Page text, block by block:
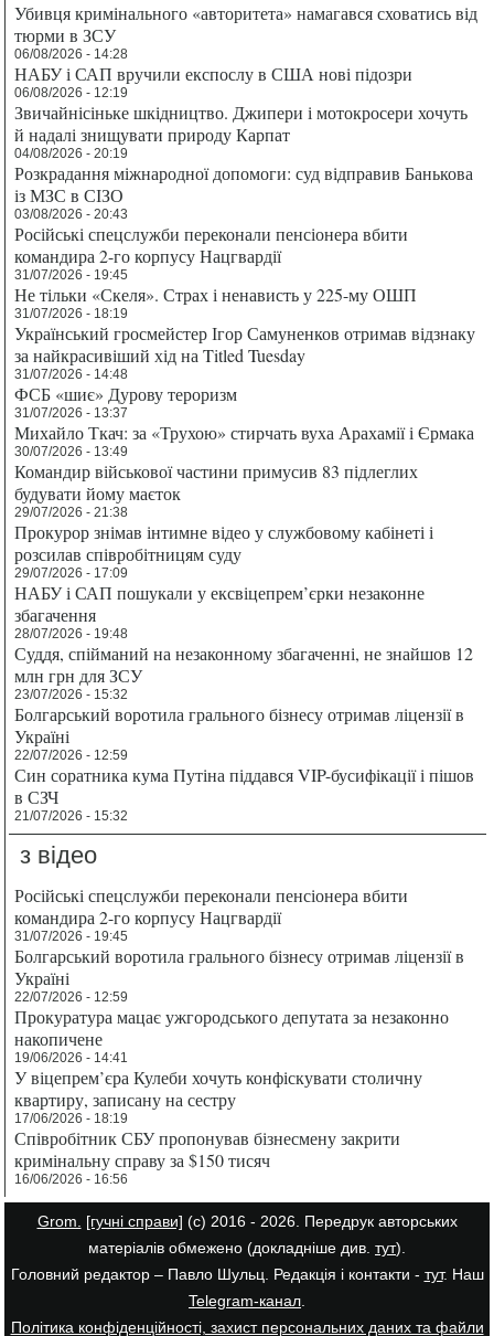
Убивця кримінального «авторитета» намагався сховатись від
тюрми в ЗСУ
06/08/2026 - 14:28
НАБУ і САП вручили експослу в США нові підозри
06/08/2026 - 12:19
Звичайнісіньке шкідництво. Джипери і мотокросери хочуть
й надалі знищувати природу Карпат
04/08/2026 - 20:19
Розкрадання міжнародної допомоги: суд відправив Банькова
із МЗС в СІЗО
03/08/2026 - 20:43
Російські спецслужби переконали пенсіонера вбити
командира 2-го корпусу Нацгвардії
31/07/2026 - 19:45
Не тільки «Скеля». Страх і ненависть у 225-му ОШП
31/07/2026 - 18:19
Український гросмейстер Ігор Самуненков отримав відзнаку
за найкрасивіший хід на Titled Tuesday
31/07/2026 - 14:48
ФСБ «шиє» Дурову тероризм
31/07/2026 - 13:37
Михайло Ткач: за «Трухою» стирчать вуха Арахамії і Єрмака
30/07/2026 - 13:49
Командир військової частини примусив 83 підлеглих
будувати йому маєток
29/07/2026 - 21:38
Прокурор знімав інтимне відео у службовому кабінеті і
розсилав співробітницям суду
29/07/2026 - 17:09
НАБУ і САП пошукали у ексвіцепрем’єрки незаконне
збагачення
28/07/2026 - 19:48
Суддя, спійманий на незаконному збагаченні, не знайшов 12
млн грн для ЗСУ
23/07/2026 - 15:32
Болгарський воротила грального бізнесу отримав ліцензії в
Україні
22/07/2026 - 12:59
Син соратника кума Путіна піддався VIP-бусифікації і пішов
в СЗЧ
21/07/2026 - 15:32
з відео
Російські спецслужби переконали пенсіонера вбити
командира 2-го корпусу Нацгвардії
31/07/2026 - 19:45
Болгарський воротила грального бізнесу отримав ліцензії в
Україні
22/07/2026 - 12:59
Прокуратура мацає ужгородського депутата за незаконно
накопичене
19/06/2026 - 14:41
У віцепрем’єра Кулеби хочуть конфіскувати столичну
квартиру, записану на сестру
17/06/2026 - 18:19
Співробітник СБУ пропонував бізнесмену закрити
кримінальну справу за $150 тисяч
16/06/2026 - 16:56
Grom. [гучні справи] (с) 2016 - 2026. Передрук авторських
матеріалів обмежено (докладніше див. тут).
Головний редактор – Павло Шульц. Редакція і контакти - тут. Наш
Telegram-канал
Політика конфіденційності, захист персональних даних та файли